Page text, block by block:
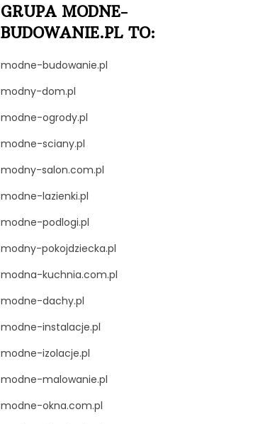
GRUPA MODNE-
BUDOWANIE.PL TO:
modne-budowanie.pl
modny-dom.pl
modne-ogrody.pl
modne-sciany.pl
modny-salon.com.pl
modne-lazienki.pl
modne-podlogi.pl
modny-pokojdziecka.pl
modna-kuchnia.com.pl
modne-dachy.pl
modne-instalacje.pl
modne-izolacje.pl
modne-malowanie.pl
modne-okna.com.pl